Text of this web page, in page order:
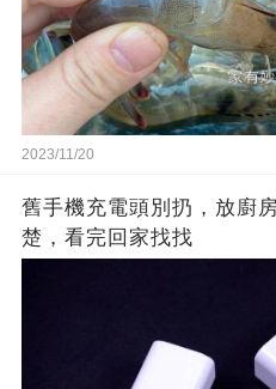
2023/11/20
舊手機充電頭別扔，放廚
楚，看完回家找找